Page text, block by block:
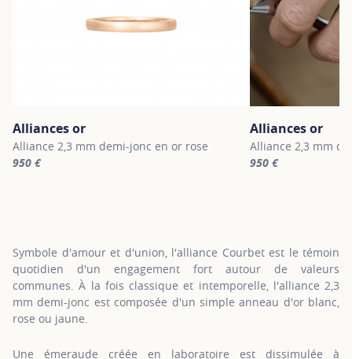
Alliances or
Alliance 2,3 mm demi-jonc en or rose
950 €
Alliances or
Alliance 2,3 mm
950 €
Symbole d'amour et d'union, l'alliance Courbet est le témoin
quotidien d'un engagement fort autour de valeurs
communes. À la fois classique et intemporelle, l'alliance 2,3
mm demi-jonc est composée d'un simple anneau d'or blanc,
rose ou jaune.
Une émeraude créée en laboratoire est dissimulée à